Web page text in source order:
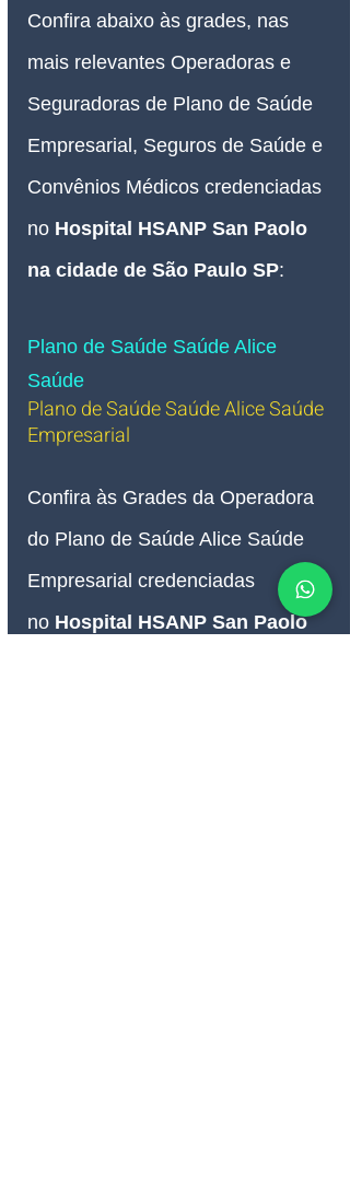
Confira abaixo às grades, nas
mais relevantes Operadoras e
Seguradoras de Plano de Saúde
Empresarial, Seguros de Saúde e
Convênios Médicos credenciadas
no Hospital HSANP San Paolo
na cidade de São Paulo SP:
Plano de Saúde Saúde Alice
Saúde
Plano de Saúde Saúde Alice Saúde
Empresarial
Confira às Grades da Operadora
do Plano de Saúde Alice Saúde
Empresarial credenciadas
no Hospital HSANP San Paolo